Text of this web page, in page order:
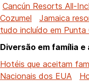
Cancún Resorts All-
Cozumel
Jamaica
tudo incluído em Punta
Diversão em família
Hotéis que aceitam
Nacionais dos EUA